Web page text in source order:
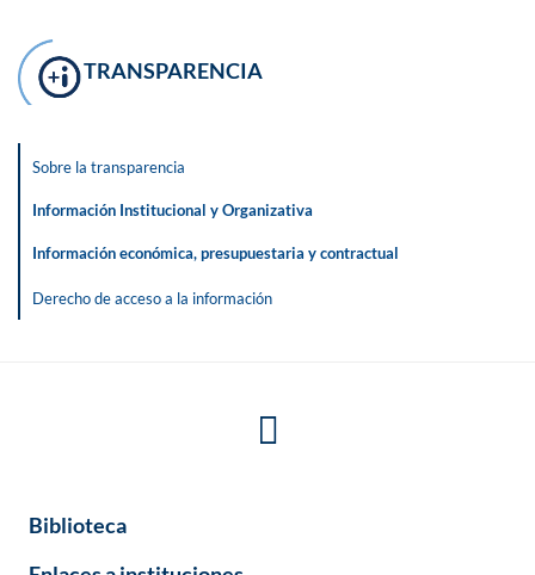
TRANSPARENCIA
Sobre la transparencia
Información Institucional y Organizativa
Información económica, presupuestaria y contractual
Derecho de acceso a la información
Biblioteca